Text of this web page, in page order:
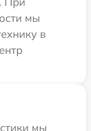
мы
в
мы